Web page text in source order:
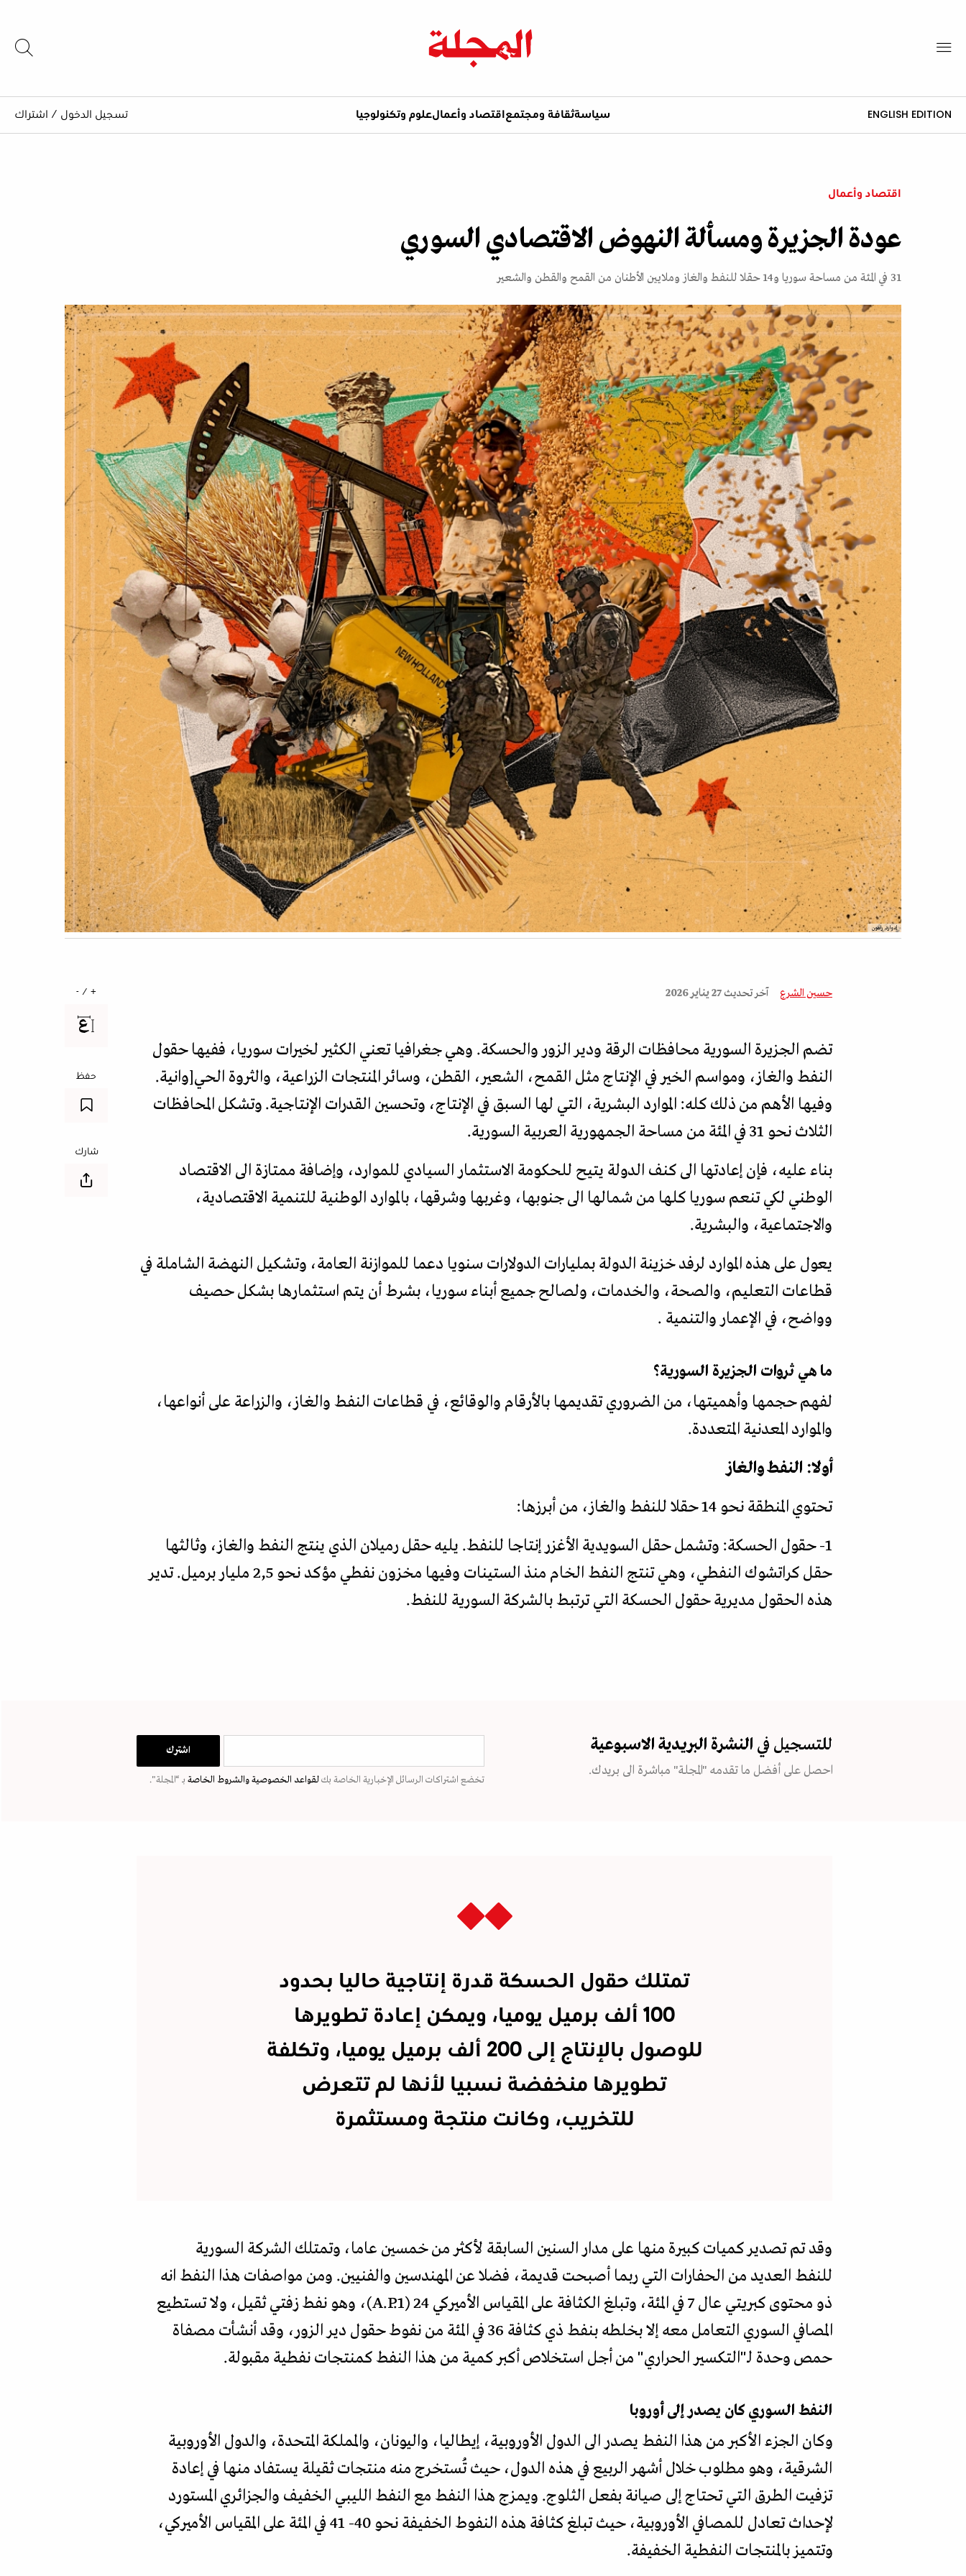
ENGLISH EDITION سياسةثقافة ومجتمع اقتصاد وأعمالعلوم وتكنولوجيا تسجيل الدخول / اشتراك
اقتصاد وأعمال
عودة الجزيرة ومسألة النهوض الاقتصادي السوري
31 في المئة من مساحة سوريا و14 حقلا للنفط والغاز وملايين الأطنان من القمح والقطن والشعير
إدوارد رامون
حسين الشرع آخر تحديث 27 يناير 2026
تضم الجزيرة السورية محافظات الرقة ودير الزور والحسكة. وهي جغرافيا تعني الكثير لخيرات سوريا، ففيها حقول
النفط والغاز، ومواسم الخير في الإنتاج مثل القمح، الشعير، القطن، وسائر المنتجات الزراعية، والثروة الحي[وانية.
وفيها الأهم من ذلك كله: الموارد البشرية، التي لها السبق في الإنتاج، وتحسين القدرات الإنتاجية. وتشكل المحافظات
الثلاث نحو 31 في المئة من مساحة الجمهورية العربية السورية.
بناء عليه، فإن إعادتها الى كنف الدولة يتيح للحكومة الاستثمار السيادي للموارد، وإضافة ممتازة الى الاقتصاد
الوطني لكي تنعم سوريا كلها من شمالها الى جنوبها، وغربها وشرقها، بالموارد الوطنية للتنمية الاقتصادية،
والاجتماعية، والبشرية.
يعول على هذه الموارد لرفد خزينة الدولة بمليارات الدولارات سنويا دعما للموازنة العامة، وتشكيل النهضة الشاملة في
قطاعات التعليم، والصحة، والخدمات، ولصالح جميع أبناء سوريا، بشرط أن يتم استثمارها بشكل حصيف
وواضح، في الإعمار والتنمية .
ما هي ثروات الجزيرة السورية؟
لفهم حجمها وأهميتها، من الضروري تقديمها بالأرقام والوقائع، في قطاعات النفط والغاز، والزراعة على أنواعها،
والموارد المعدنية المتعددة.
أولا: النفط والغاز
تحتوي المنطقة نحو 14 حقلا للنفط والغاز، من أبرزها:
1- حقول الحسكة: وتشمل حقل السويدية الأغزر إنتاجا للنفط. يليه حقل رميلان الذي ينتج النفط والغاز، وثالثها
حقل كراتشوك النفطي، وهي تنتج النفط الخام منذ الستينات وفيها مخزون نفطي مؤكد نحو 2,5 مليار برميل. تدير
هذه الحقول مديرية حقول الحسكة التي ترتبط بالشركة السورية للنفط.
للتسجيل في النشرة البريدية الاسبوعية
احصل على أفضل ما تقدمه "المجلة" مباشرة الى بريدك.
تخضع اشتراكات الرسائل الإخبارية الخاصة بكلقواعد الخصوصيةوالشروط الخاصة بـ “المجلة".
تمتلك حقول الحسكة قدرة إنتاجية حاليا بحدود
100 ألف برميل يوميا، ويمكن إعادة تطويرها
للوصول بالإنتاج إلى 200 ألف برميل يوميا، وتكلفة
تطويرها منخفضة نسبيا لأنها لم تتعرض
للتخريب، وكانت منتجة ومستثمرة
وقد تم تصدير كميات كبيرة منها على مدار السنين السابقة لأكثر من خمسين عاما، وتمتلك الشركة السورية
للنفط العديد من الحفارات التي ربما أصبحت قديمة، فضلا عن المهندسين والفنيين. ومن مواصفات هذا النفط انه
ذو محتوى كبريتي عال 7 في المئة، وتبلغ الكثافة على المقياس الأميركي 24 (A.P.1)، وهو نفط زفتي ثقيل، ولا تستطيع
المصافي السوري التعامل معه إلا بخلطه بنفط ذي كثافة 36 في المئة من نفوط حقول دير الزور، وقد أنشأت مصفاة
حمص وحدة لـ"التكسير الحراري" من أجل استخلاص أكبر كمية من هذا النفط كمنتجات نفطية مقبولة.
النفط السوري كان يصدر إلى أوروبا
وكان الجزء الأكبر من هذا النفط يصدر الى الدول الأوروبية، إيطاليا، واليونان، والمملكة المتحدة، والدول الأوروبية
الشرقية، وهو مطلوب خلال أشهر الربيع في هذه الدول، حيث تُستخرج منه منتجات ثقيلة يستفاد منها في إعادة
تزفيت الطرق التي تحتاج إلى صيانة بفعل الثلوج. ويمزج هذا النفط مع النفط الليبي الخفيف والجزائري المستورد
لإحداث تعادل للمصافي الأوروبية، حيث تبلغ كثافة هذه النفوط الخفيفة نحو 40- 41 في المئة على المقياس الأميركي،
وتتميز بالمنتجات النفطية الخفيفة.
+ / -
حفظ
شارك